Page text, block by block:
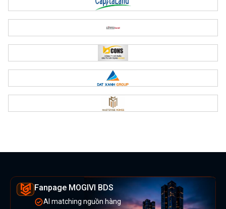
Fanpage MOGIVI BDS
AI matching nguồn hàng